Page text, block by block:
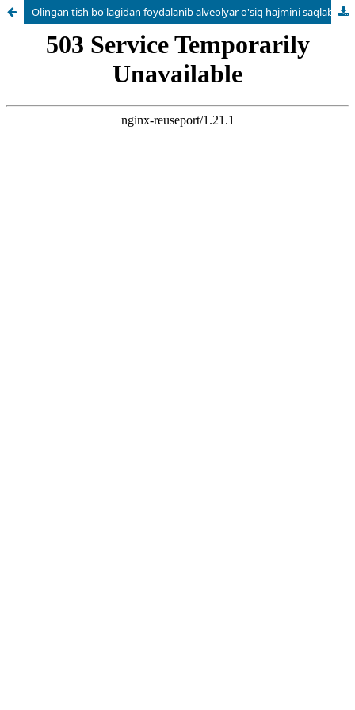
Olingan tish bo'lagidan foydalanib alveolyar o'siq hajmini saqlab qolishni takomillashtirish